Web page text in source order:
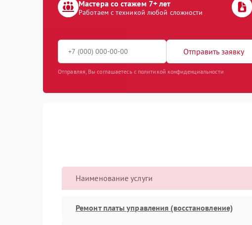
Мастера со стажем 7+ лет
Работаем с техникой любой сложности
Отправить заявку
Отправляя, Вы соглашаетесь с политикой конфиденциальности
Наименование услуги
Ремонт платы управления (восстановление)